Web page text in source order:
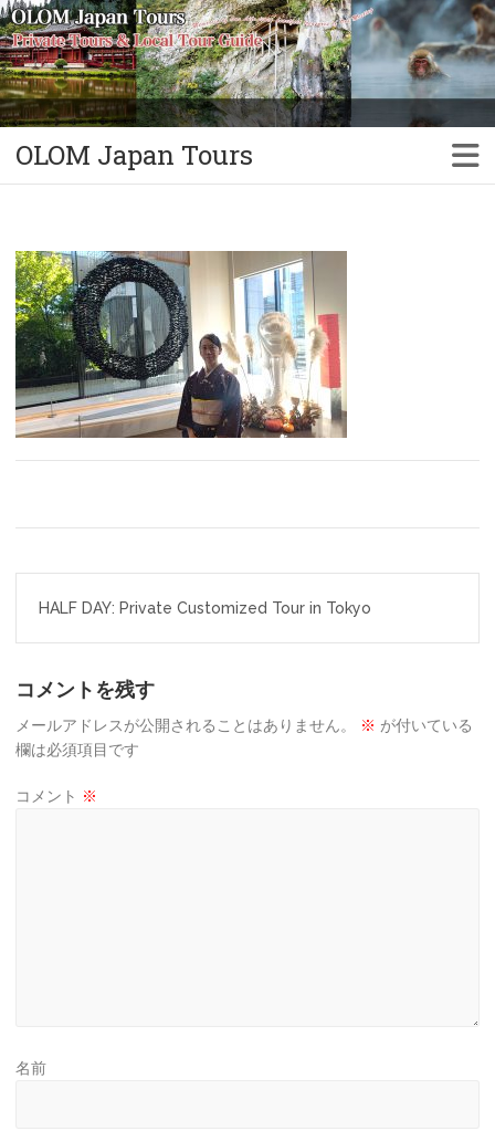
OLOM Japan Tours
稿
ビ
ゲ
シ
HALF DAY: Private Customized Tour in Tokyo
コメントを残す
メールアドレスが公開されることはありません。 ※ が付いている
欄は必須項目です
コメント ※
名前